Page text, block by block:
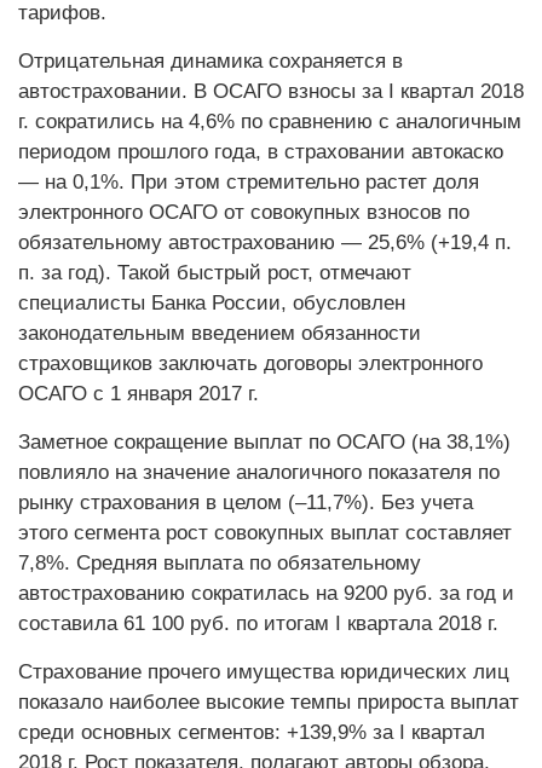
тарифов.
Отрицательная динамика сохраняется в
автостраховании. В ОСАГО взносы за I квартал 2018
г. сократились на 4,6% по сравнению с аналогичным
периодом прошлого года, в страховании автокаско
— на 0,1%. При этом стремительно растет доля
электронного ОСАГО от совокупных взносов по
обязательному автострахованию — 25,6% (+19,4 п.
п. за год). Такой быстрый рост, отмечают
специалисты Банка России, обусловлен
законодательным введением обязанности
страховщиков заключать договоры электронного
ОСАГО с 1 января 2017 г.
Заметное сокращение выплат по ОСАГО (на 38,1%)
повлияло на значение аналогичного показателя по
рынку страхования в целом (–11,7%). Без учета
этого сегмента рост совокупных выплат составляет
7,8%. Средняя выплата по обязательному
автострахованию сократилась на 9200 руб. за год и
составила 61 100 руб. по итогам I квартала 2018 г.
Страхование прочего имущества юридических лиц
показало наиболее высокие темпы прироста выплат
среди основных сегментов: +139,9% за I квартал
2018 г. Рост показателя, полагают авторы обзора,